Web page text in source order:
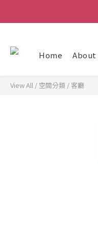
Home About
View All / 空間分類 / 客廳